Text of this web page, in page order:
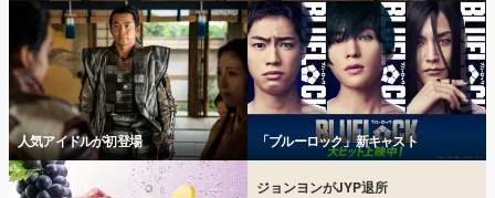
人気アイドルが初登場 「ブルーロック」新キャスト
ジョンヨンがJYP退所